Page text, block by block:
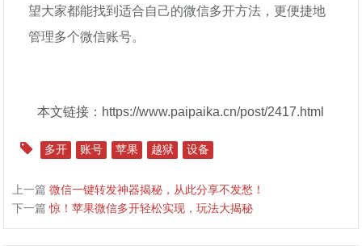
望大家都能找到适合自己的微信多开方法，更便捷地
管理多个微信账号。
本文链接：https://www.paipaika.cn/post/2417.html
多开 账号 苹果 越狱 设备
上一篇微信一键转发神器揭秘，从此分享不发愁！
下一篇惊！苹果微信多开轻松实现，玩法大揭秘